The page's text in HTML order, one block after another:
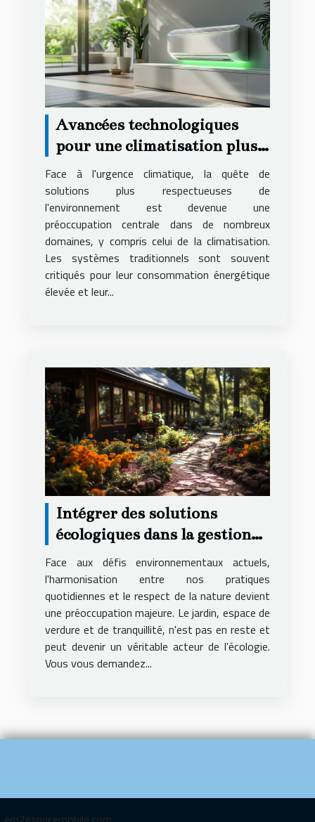
Avancées technologiques
pour une climatisation plus
écologique
Face à l'urgence climatique, la quête de
solutions plus respectueuses de
l'environnement est devenue une
préoccupation centrale dans de nombreux
domaines, y compris celui de la climatisation.
Les systèmes traditionnels sont souvent
critiqués pour leur consommation énergétique
élevée et leur...
Intégrer des solutions
écologiques dans la gestion
de votre jardin
Face aux défis environnementaux actuels,
l'harmonisation entre nos pratiques
quotidiennes et le respect de la nature devient
une préoccupation majeure. Le jardin, espace de
verdure et de tranquillité, n'est pas en reste et
peut devenir un véritable acteur de l'écologie.
Vous vous demandez...